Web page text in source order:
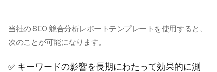
当社の SEO 競合分析レポートテンプレートを使用すると、
次のことが可能になります。
✅ キーワードの影響を長期にわたって効果的に測